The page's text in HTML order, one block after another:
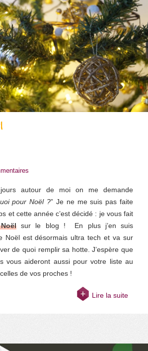
jours autour de moi on me demande
pour Noël ?” Je ne me suis pas faite
et cette année c’est décidé : je vous fait
sur le blog ! En plus j’en suis
Noël est désormais ultra tech et va sur
de quoi remplir sa hotte. J’espère que
vous aideront aussi pour votre liste au
de vos proches !
Lire la suite